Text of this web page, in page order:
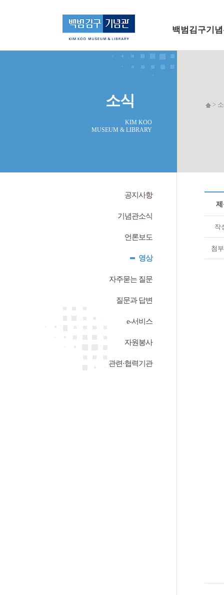
백범김구기
소식
KIM KOO
MUSEUM & LIBRARY
>
공지사항
기념관소식
언론보도
영상
자주묻는 질문
질문과 답변
e-서비스
자원봉사
관련·협력기관
작
첨